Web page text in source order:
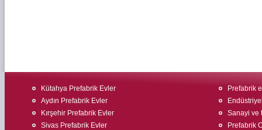
Kütahya Prefabrik Evler
Aydın Prefabrik Evler
Kırşehir Prefabrik Evler
Sivas Prefabrik Evler
Prefabrik
Sanayi ve
Prefabrik